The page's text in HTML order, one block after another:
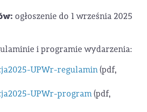
ogłoszenie do 1 września 2025
i programie wydarzenia:
UPWr-regulamin(pdf,
UPWr-program(pdf,